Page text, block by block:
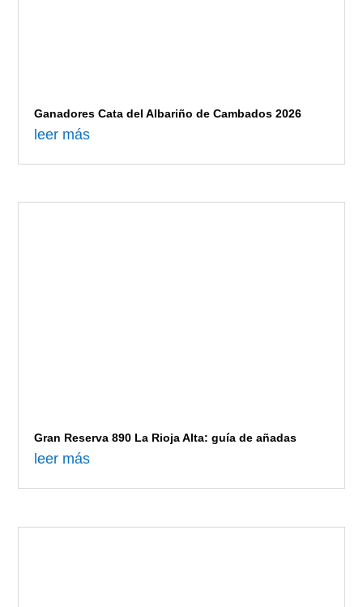
Ganadores Cata del Albariño de Cambados 2026
leer más
Gran Reserva 890 La Rioja Alta: guía de añadas
leer más